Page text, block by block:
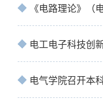
《电路理论》（
电气学院召开本